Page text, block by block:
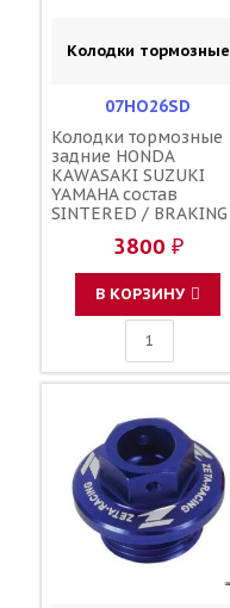
Колодки тормозные
07HO26SD
Колодки тормозные
задние HONDA
KAWASAKI SUZUKI
YAMAHA состав
SINTERED / BRAKING
43105-KZ1-415 43082-
1228 43082-1267
69100-37820 5GR-
3800 ₽
В КОРЗИНУ